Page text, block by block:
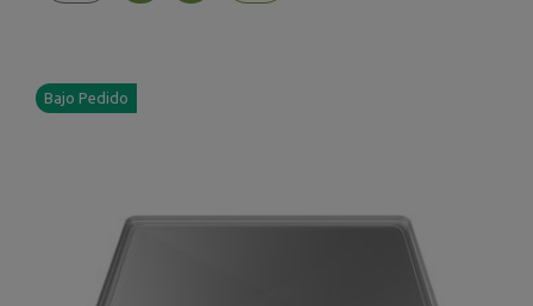
Bajo Pedido